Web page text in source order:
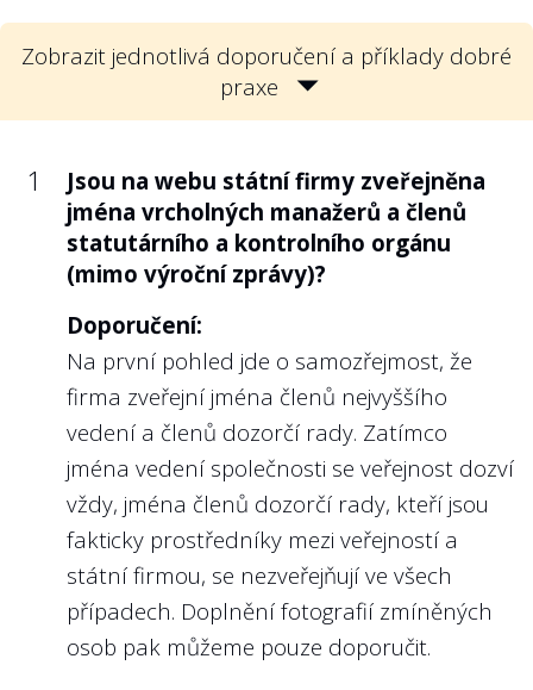
konkrétním způsobem vymezuje účel
státní firmy a strategické střednědobé
cíle, které má management sledovat
např. strategie rozvoje státní firmy
nebo podnikatelská strategie).
Doporučení:
Veřejnost by neměla mít pochybnosti o
tom, proč a za jakým účelem stát danou
firmu vlastní. Zároveň by mělo být jasné,
jaké konkrétní cíle jsou firmě, resp. jejímu
managementu stanoveny, aby si veřejnost
mohla zhodnotit, zda daná firma funguje
dobře, nebo špatně.
Např. u státních podniků takovou strategii
musí schválit přímo dozorčí rada podniku,
a to na základě § 13 odst. 1 písm. a)
zákona č. 77/1997 Sb. o státním podniku.
Zobrazit jednotlivá doporučení a příklady dobré
praxe
1
Jsou na webu státní firmy zveřejněna
jména vrcholných manažerů a členů
statutárního a kontrolního orgánu
(mimo výroční zprávy)?
Doporučení:
Na první pohled jde o samozřejmost, že
firma zveřejní jména členů nejvyššího
vedení a členů dozorčí rady. Zatímco
jména vedení společnosti se veřejnost dozví
vždy, jména členů dozorčí rady, kteří jsou
fakticky prostředníky mezi veřejností a
státní firmou, se nezveřejňují ve všech
případech. Doplnění fotografií zmíněných
osob pak můžeme pouze doporučit.